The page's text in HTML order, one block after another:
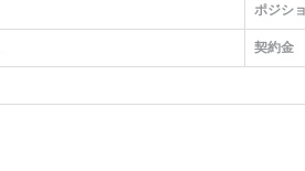
ポジシ
契約金